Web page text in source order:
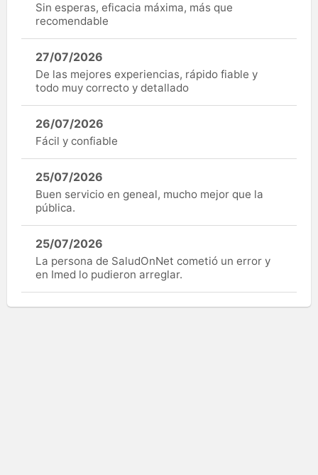
Sin esperas, eficacia máxima, más que
recomendable
27/07/2026
De las mejores experiencias, rápido fiable y
todo muy correcto y detallado
26/07/2026
Fácil y confiable
25/07/2026
Buen servicio en geneal, mucho mejor que la
pública.
25/07/2026
La persona de SaludOnNet cometió un error y
en Imed lo pudieron arreglar.